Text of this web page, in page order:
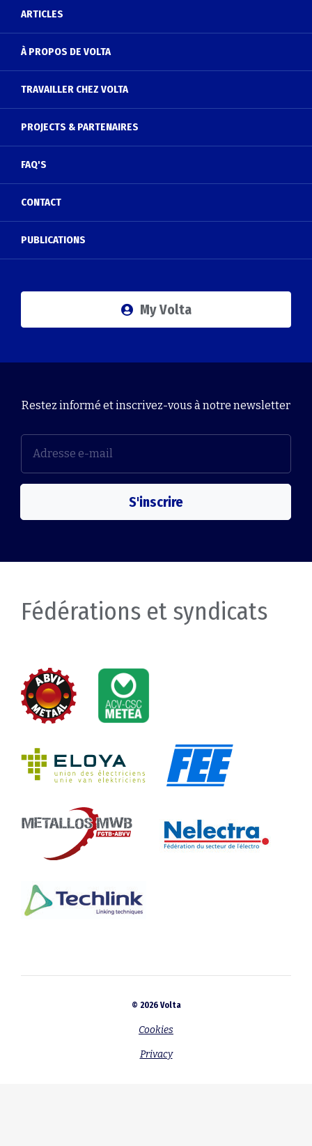
ARTICLES
À PROPOS DE VOLTA
TRAVAILLER CHEZ VOLTA
PROJECTS & PARTENAIRES
FAQ'S
CONTACT
PUBLICATIONS
My Volta
Restez informé et inscrivez-vous à notre newsletter
S'inscrire
Fédérations et syndicats
© 2026 Volta
Cookies
Privacy